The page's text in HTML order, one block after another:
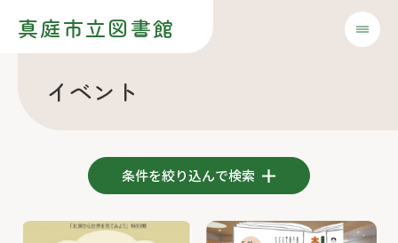
真庭市立図書館
イベント
条件を絞り込んで検索